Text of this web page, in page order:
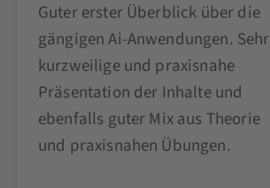
Guter erster Überblick über die
gängigen Ai-Anwendungen. Sehr
kurzweilige und praxisnahe
Präsentation der Inhalte und
ebenfalls guter Mix aus Theorie
und praxisnahen Übungen.